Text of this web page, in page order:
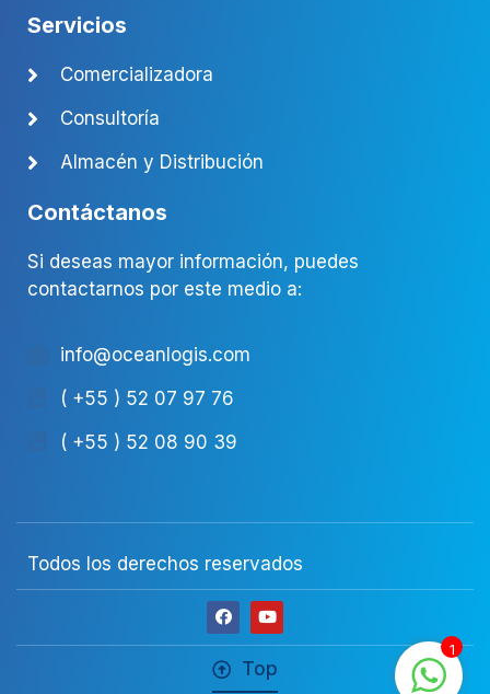
Servicios
Comercializadora
Consultoría
Almacén y Distribución
Contáctanos
Si deseas mayor información, puedes
contactarnos por este medio a:
info@oceanlogis.com
( +55 ) 52 07 97 76
( +55 ) 52 08 90 39
Todos los derechos reservados
Top
1